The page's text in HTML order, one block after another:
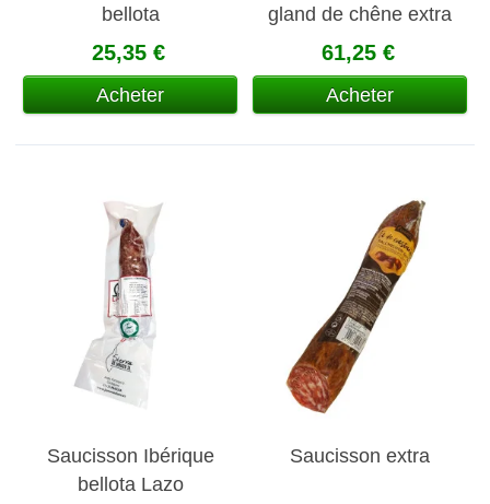
bellota
25,35 €
Acheter
gland de chêne extra
61,25 €
Acheter
Saucisson Ibérique
bellota Lazo
Saucisson extra